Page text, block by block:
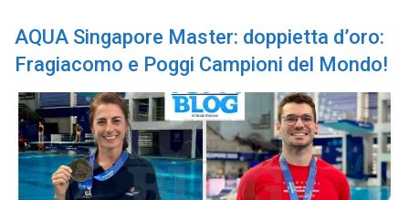
AQUA Singapore Master: doppietta d’oro:
Fragiacomo e Poggi Campioni del Mondo!